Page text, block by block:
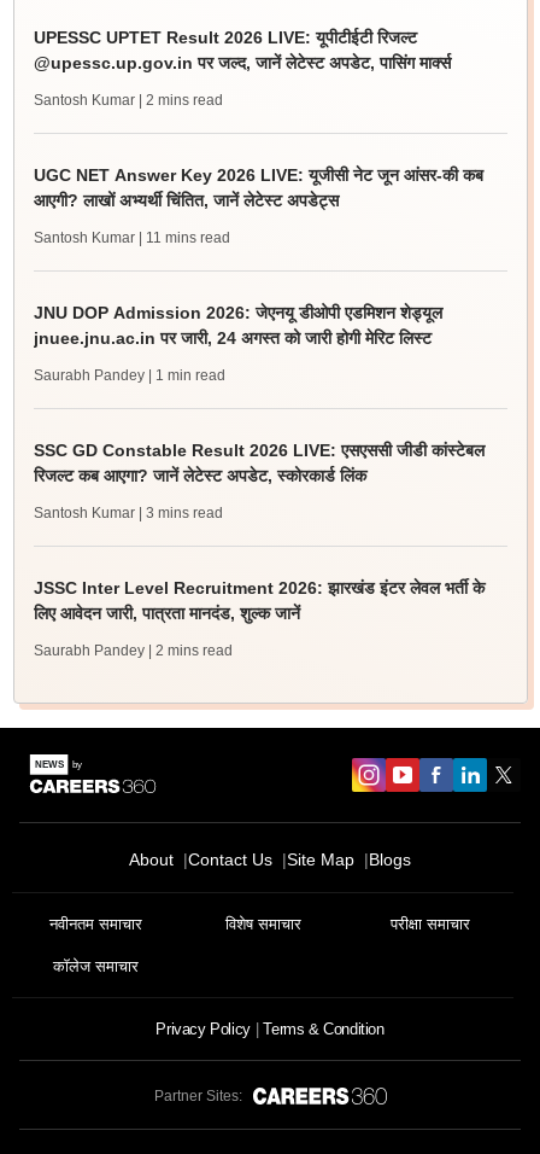
UPESSC UPTET Result 2026 LIVE: यूपीटीईटी रिजल्ट
@upessc.up.gov.in पर जल्द, जानें लेटेस्ट अपडेट, पासिंग मार्क्स
Santosh Kumar | 2 mins read
UGC NET Answer Key 2026 LIVE: यूजीसी नेट जून आंसर-की कब
आएगी? लाखों अभ्यर्थी चिंतित, जानें लेटेस्ट अपडेट्स
Santosh Kumar | 11 mins read
JNU DOP Admission 2026: जेएनयू डीओपी एडमिशन शेड्यूल
jnuee.jnu.ac.in पर जारी, 24 अगस्त को जारी होगी मेरिट लिस्ट
Saurabh Pandey | 1 min read
SSC GD Constable Result 2026 LIVE: एसएससी जीडी कांस्टेबल
रिजल्ट कब आएगा? जानें लेटेस्ट अपडेट, स्कोरकार्ड लिंक
Santosh Kumar | 3 mins read
JSSC Inter Level Recruitment 2026: झारखंड इंटर लेवल भर्ती के
लिए आवेदन जारी, पात्रता मानदंड, शुल्क जानें
Saurabh Pandey | 2 mins read
About Contact Us Site Map Blogs
नवीनतम समाचार विशेष समाचार परीक्षा समाचार
कॉलेज समाचार
Privacy Policy Terms & Condition
Partner Sites: